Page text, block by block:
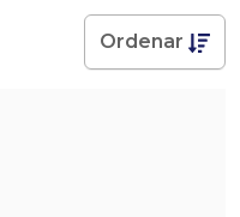
Ordenar